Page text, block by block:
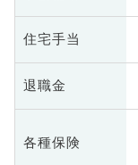
住宅手当
退職金
各種保険